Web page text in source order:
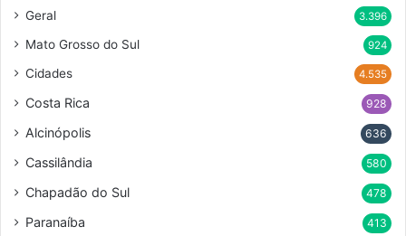
Geral 3.396
Mato Grosso do Sul 924
Cidades 4.535
Costa Rica 928
Alcinópolis 636
Cassilândia 580
Chapadão do Sul 478
Paranaíba 413